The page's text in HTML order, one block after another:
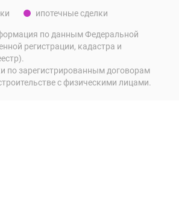
ипотечные сделки
по данным Федеральной
регистрации, кадастра и
по зарегистрированным договорам
с физическими лицами.